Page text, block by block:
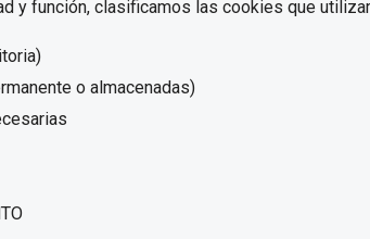
y función, clasificamos las cookies que
o almacenadas)